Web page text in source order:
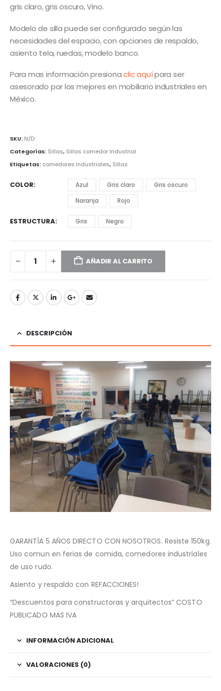
gris claro, gris oscuro, Vino.
Modelo de silla puede ser configurado según las
necesidades del espacio, con opciones de respaldo,
asiento tela, ruedas, modelo banco.
Para mas información presionaclic aquípara ser
asesorado por los mejores en mobiliario industriales en
México.
SKU: N/D
Categorías: Sillas, Sillas comedor Industrial
Etiquetas: comedores industriales, Sillas
COLOR Azul Gris claro
Gris oscuro
Naranja
Rojo
ESTRUCTURA Gris Negro
AÑADIR AL CARRITO
DESCRIPCIÓN
GARANTÍA 5 AÑOS DIRECTO CON NOSOTROS. Resiste 150kg.
Uso comun en ferias de comida, comedores industriales
de uso rudo.
Asiento y respaldo con REFACCIONES!
“Descuentos para constructoras y arquitectos” COSTO
PUBLICADO MAS IVA
INFORMACIÓN ADICIONAL
VALORACIONES (0)